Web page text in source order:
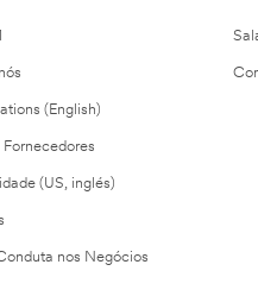
(English)
Fornecedores
(US, inglés)
nos Negócios